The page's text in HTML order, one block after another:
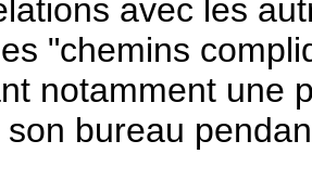
avec les
"chemins
notamment une
bureau